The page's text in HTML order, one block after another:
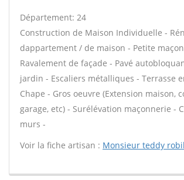
Département: 24
Construction de Maison Individuelle -
dappartement / de maison - Petite
Ravalement de façade - Pavé
jardin - Escaliers métalliques - Terrasse
Chape - Gros oeuvre (Extension maison,
garage, etc) - Surélévation maçonnerie -
murs -
Voir la fiche artisan : Monsieur teddy